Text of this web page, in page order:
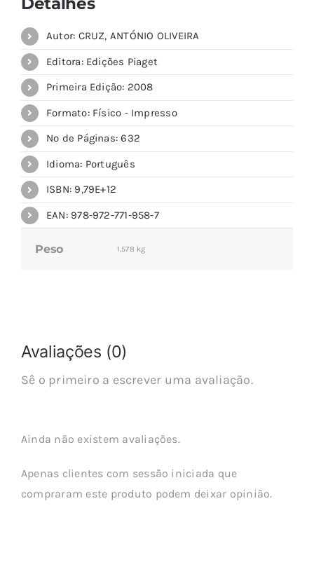
Autor: CRUZ, ANTÓNIO OLIVEIRA
Editora: Edições Piaget
Primeira Edição: 2008
Formato: Físico - Impresso
Nº de Páginas: 632
Idioma: Português
ISBN: 9,79E+12
EAN: 978-972-771-958-7
Peso 1,578 kg
Avaliações (0)
Sê o primeiro a escrever uma avaliação.
Ainda não existem avaliações.
Apenas clientes com sessão iniciada que
compraram este produto podem deixar opinião.